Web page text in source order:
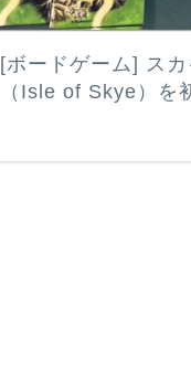
[ボードゲーム] ス
（Isle of Skye）を